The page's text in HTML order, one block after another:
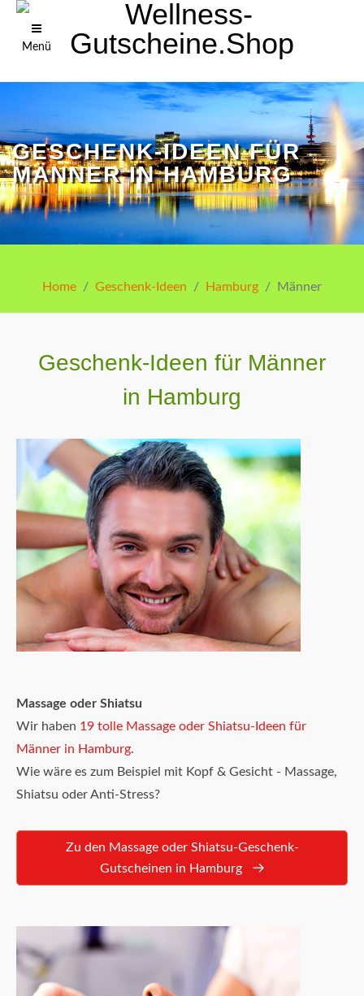
Menü
GESCHENK-IDEEN FÜR
MÄNNER IN HAMBURG
Home Geschenk-Ideen Hamburg Männer
Geschenk-Ideen für Männer
in Hamburg
Massage oder Shiatsu
Wir haben 19 tolle Massage oder Shiatsu-Ideen für
Männer in Hamburg.
Wie wäre es zum Beispiel mit Kopf & Gesicht - Massage,
Shiatsu oder Anti-Stress?
Zu den Massage oder Shiatsu-Geschenk-
Gutscheinen in Hamburg